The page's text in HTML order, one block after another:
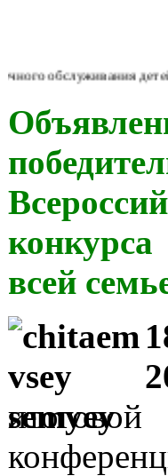
обслуживания детей
всей